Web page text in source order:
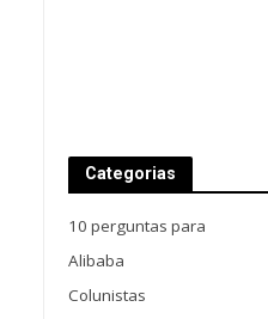
Categorias
10 perguntas para
Alibaba
Colunistas